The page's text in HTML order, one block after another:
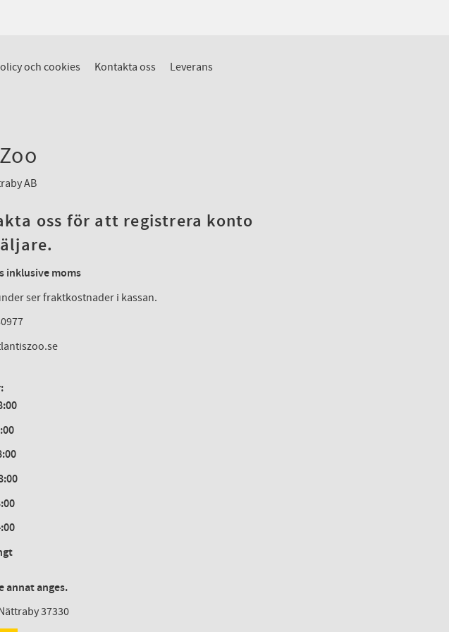
och cookies Kontakta oss Leverans
AB
oss för att registrera konto
inklusive moms
ser fraktkostnader i kassan.
annat anges.
37330